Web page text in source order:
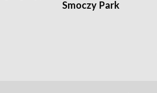
Smoczy Park